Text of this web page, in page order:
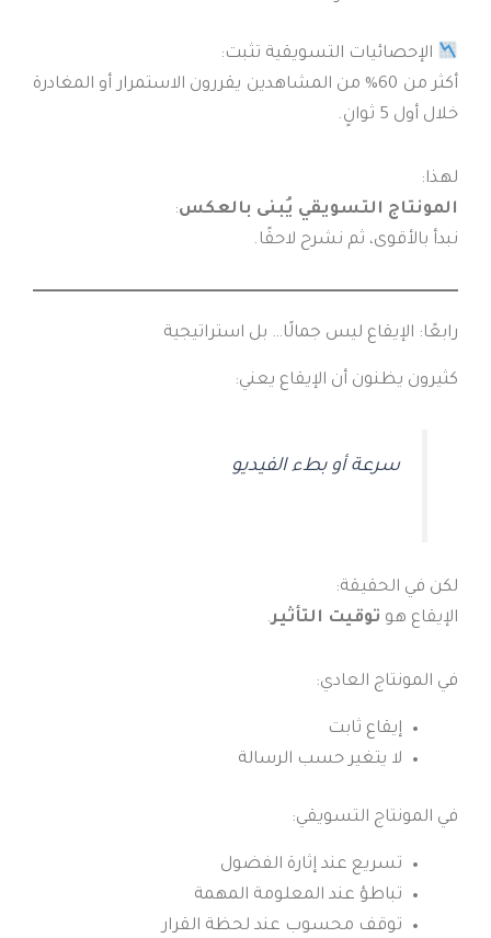
الإحصائيات التسويقية تثبت:
أكثر من 60% من المشاهدين يقررون الاستمرار أو المغادرة
خلال أول 5 ثوانٍ.
لهذا:
المونتاج التسويقي يُبنى بالعكس:
نبدأ بالأقوى، ثم نشرح لاحقًا.
رابعًا: الإيقاع ليس جمالًا… بل استراتيجية
كثيرون يظنون أن الإيقاع يعني:
سرعة أو بطء الفيديو
لكن في الحقيقة:
الإيقاع هو توقيت التأثير.
في المونتاج العادي:
إيقاع ثابت
لا يتغير حسب الرسالة
في المونتاج التسويقي:
تسريع عند إثارة الفضول
تباطؤ عند المعلومة المهمة
توقف محسوب عند لحظة القرار